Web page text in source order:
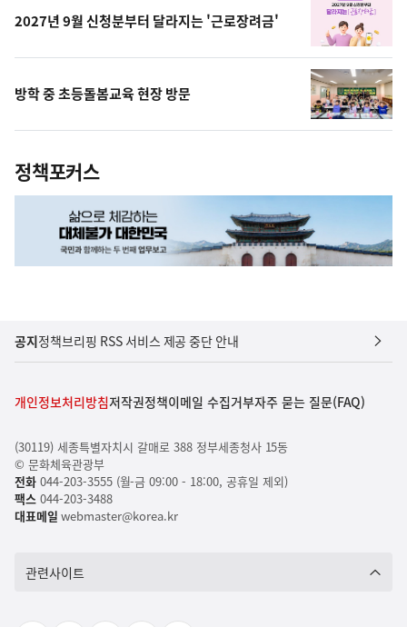
2027년 9월 신청분부터 달라지는 '근로장려금'
방학 중 초등돌봄교육 현장 방문
정책포커스
공지정책브리핑 RSS 서비스 제공 중단 안내
개인정보처리방침저작권정책이메일 수집거부자주 묻는 질문(FAQ)
(30119) 세종특별자치시 갈매로 388 정부세종청사 15동
© 문화체육관광부
전화044-203-3555 (월-금 09:00 - 18:00, 공휴일 제외)
팩스044-203-3488
대표메일 webmaster@korea.kr
관련사이트